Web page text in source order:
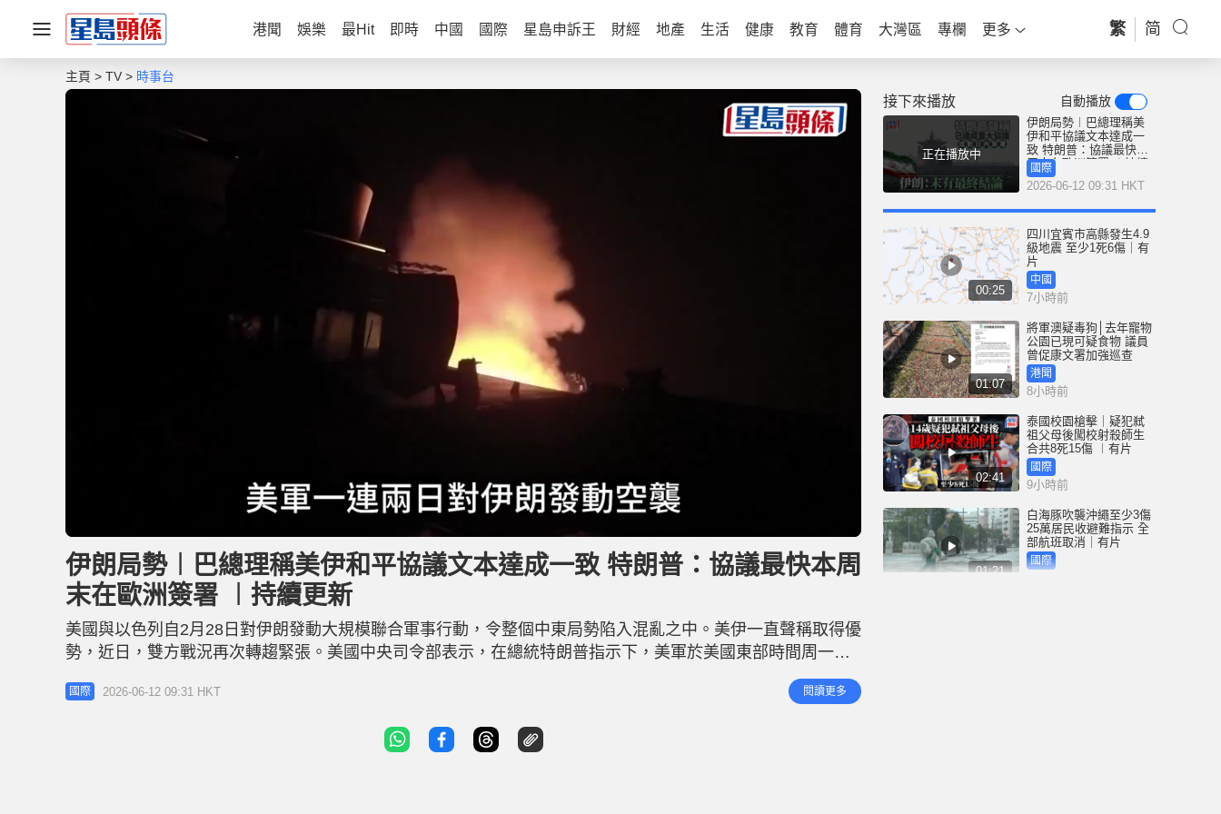
港聞 娛樂 最Hit 即時 中國 國際 星島申訴王 財經 地產 生活 健康 教育 體育 大灣區 專欄 更多 繁 简
主頁 TV 時事台
n
u
t
e
o
d
e
d
:
.
2
%
伊朗局勢︱巴總理稱美伊和平協議文本達成一致 特朗普：協議最快本周
末在歐洲簽署 ︱持續更新
美國與以色列自2月28日對伊朗發動大規模聯合軍事行動，令整個中東局勢陷入混亂之中。美伊一直聲稱取得優
勢，近日，雙方戰況再次轉趨緊張。美國中央司令部表示，在總統特朗普指示下，美軍於美國東部時間周一（9
日）17時開始對伊朗發動「自衛性」打擊，以回應前一天美軍「阿帕奇」直升機被擊落事件。美國阿克西奧斯
（Axios）新聞網站當地時間周一報道，美國正在對伊朗進行「第三輪」打擊。 相關新聞：伊朗局勢｜特朗普
國際 2026-06-12 09:31 HKT 閱讀更多
接下來播放 自動播放
正在播放中
伊朗局勢︱巴總理稱美
伊和平協議文本達成一
致 特朗普：協議最快本
周末在歐洲簽署 ︱持續
更新
國際
2026-06-12 09:31 HKT
00:25
四川宜賓市高縣發生4.9
級地震 至少1死6傷｜有
片
中國
7小時前
01:07
將軍澳疑毒狗│去年寵物
公園已現可疑食物 議員
曾促康文署加強巡查
港聞
8小時前
02:41
泰國校園槍擊｜疑犯弒
祖父母後闖校射殺師生
合共8死15傷 ︱有片
國際
9小時前
01:21
白海豚吹襲沖繩至少3傷
25萬居民收避難指示 全
部航班取消｜有片
國際